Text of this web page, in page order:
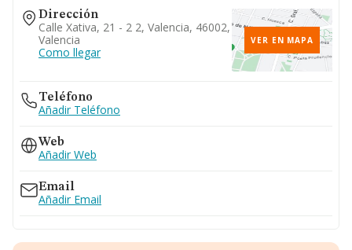
Dirección
Calle Xativa, 21 - 2 2, Valencia, 46002,
Valencia
Como llegar
VER EN MAPA
Teléfono
Añadir Teléfono
Web
Añadir Web
Email
Añadir Email